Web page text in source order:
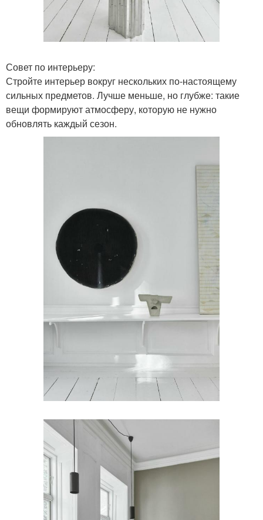
Совет по интерьеру:
Стройте интерьер вокруг нескольких по-настоящему
сильных предметов. Лучше меньше, но глубже: такие
вещи формируют атмосферу, которую не нужно
обновлять каждый сезон.